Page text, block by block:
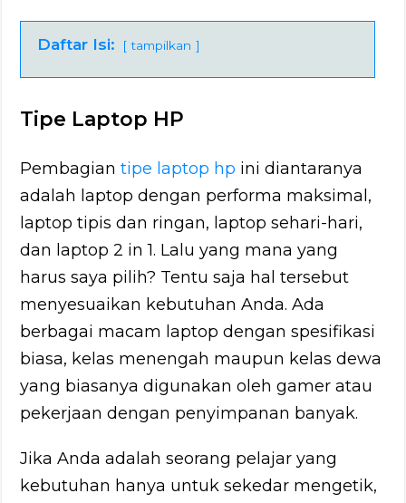
Daftar Isi: tampilkan
Tipe Laptop HP
Pembagiantipe laptop hp ini diantaranya
adalah laptop dengan performa maksimal,
laptop tipis dan ringan, laptop sehari-hari,
dan laptop 2 in 1. Lalu yang mana yang
harus saya pilih? Tentu saja hal tersebut
menyesuaikan kebutuhan Anda. Ada
berbagai macam laptop dengan spesifikasi
biasa, kelas menengah maupun kelas dewa
yang biasanya digunakan oleh gamer atau
pekerjaan dengan penyimpanan banyak.
Jika Anda adalah seorang pelajar yang
kebutuhan hanya untuk sekedar mengetik,